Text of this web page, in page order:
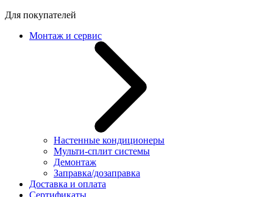
Для покупателей
Монтаж и сервис
Настенные кондиционеры
Мульти-сплит системы
Демонтаж
Заправка/дозаправка
Доставка и оплата
Сертификаты